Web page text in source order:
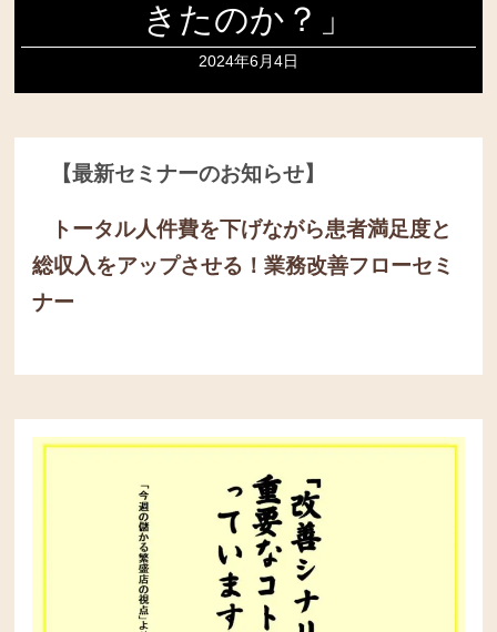
きたのか？」
2024年6月4日
【最新セミナーのお知らせ】
トータル人件費を下げながら患者満足度と
総収入をアップさせる！業務改善フローセミ
ナー